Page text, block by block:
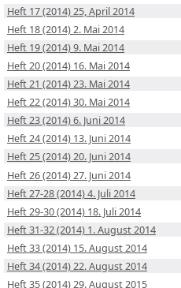
Heft 17 (2014) 25, April 2014
Heft 18 (2014) 2. Mai 2014
Heft 19 (2014) 9. Mai 2014
Heft 20 (2014) 16. Mai 2014
Heft 21 (2014) 23. Mai 2014
Heft 22 (2014) 30. Mai 2014
Heft 23 (2014) 6. Juni 2014
Heft 24 (2014) 13. Juni 2014
Heft 25 (2014) 20. Juni 2014
Heft 26 (2014) 27. Juni 2014
Heft 27-28 (2014) 4. Juli 2014
Heft 29-30 (2014) 18. Juli 2014
Heft 31-32 (2014) 1. August 2014
Heft 33 (2014) 15. August 2014
Heft 34 (2014) 22. August 2014
Heft 35 (2014) 29. August 2015